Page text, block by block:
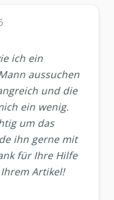
ich ein
aussuchen
und die
ein wenig.
um das
ihn gerne mit
für Ihre Hilfe
Artikel!